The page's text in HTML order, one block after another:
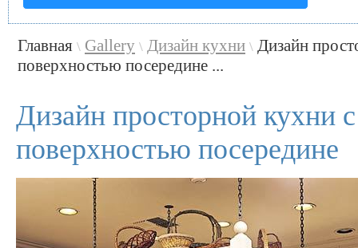
Главная \ Gallery \ Дизайн кухни \ Дизайн
поверхностью посередине ...
Дизайн просторной кухни
поверхностью посередине